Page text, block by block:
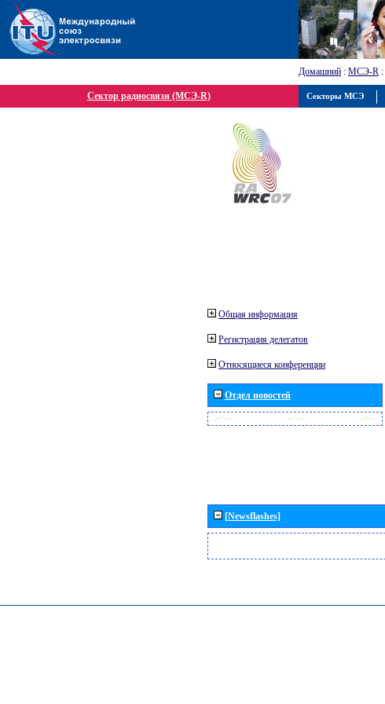
Домашний : МСЭ-R :
Сектор радиосвязи (МСЭ-R)
Общая информация
Регистрация делегатов
Относящиеся конференции
Отдел новостей
[Newsflashes]
Секторы МСЭ